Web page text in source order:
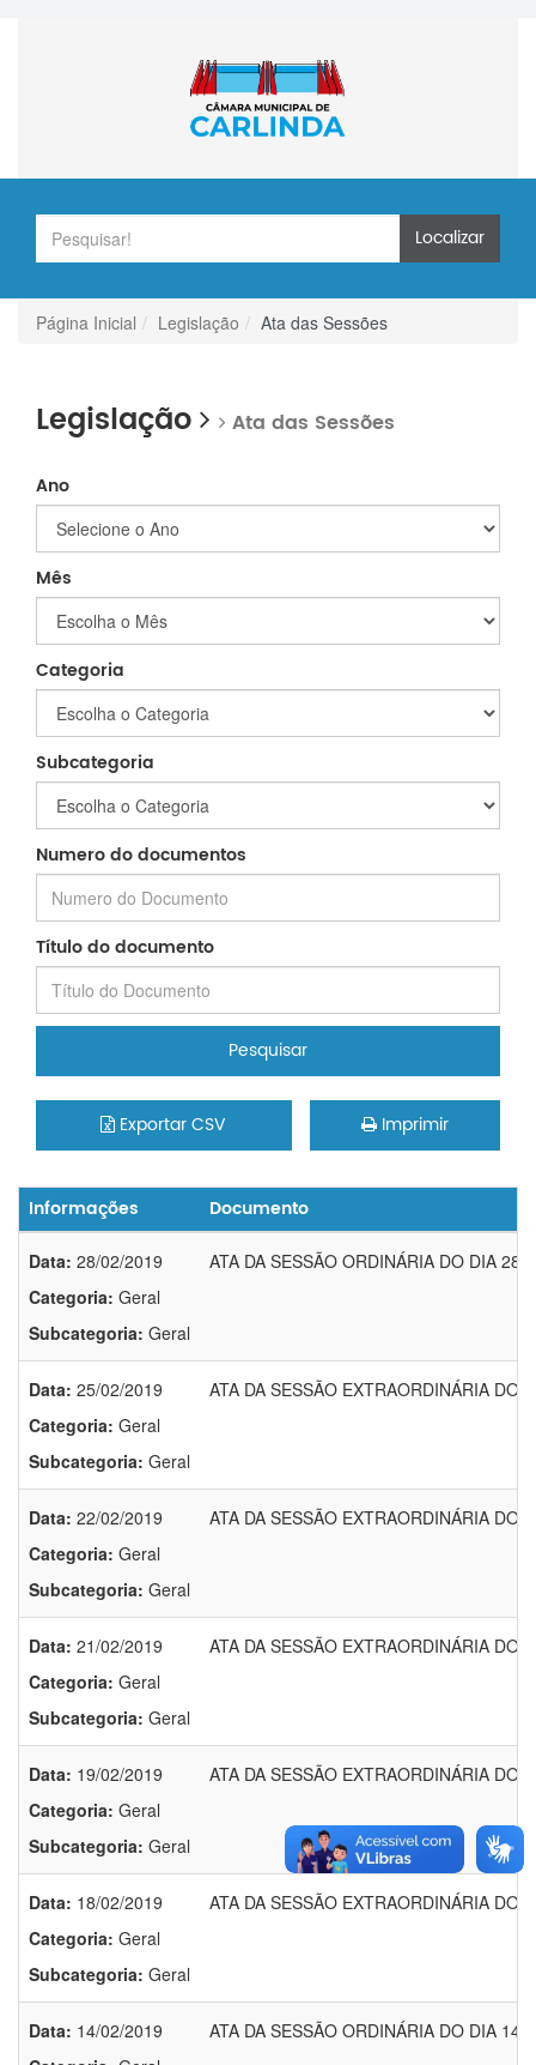
Localizar
Página Inicial Legislação Ata das Sessões
Legislação Ata das Sessões
Ano
Mês
Categoria
Subcategoria
Numero do documentos
Título do documento
Pesquisar
Exportar CSV Imprimir
Informações Documento
Data: 28/02/2019
Categoria: Geral
Subcategoria: Geral
ATA DA SESSÃO ORDINÁRIA DO DIA 28/
Data: 25/02/2019
Categoria: Geral
Subcategoria: Geral
ATA DA SESSÃO EXTRAORDINÁRIA DO
Data: 22/02/2019
Categoria: Geral
Subcategoria: Geral
ATA DA SESSÃO EXTRAORDINÁRIA DO
Data: 21/02/2019
Categoria: Geral
Subcategoria: Geral
ATA DA SESSÃO EXTRAORDINÁRIA DO
Data: 19/02/2019
Categoria: Geral
Subcategoria: Geral
ATA DA SESSÃO EXTRAORDINÁRIA DO
Data: 18/02/2019
Categoria: Geral
Subcategoria: Geral
ATA DA SESSÃO EXTRAORDINÁRIA DO
Data: 14/02/2019
ATA DA SESSÃO ORDINÁRIA DO DIA 14/